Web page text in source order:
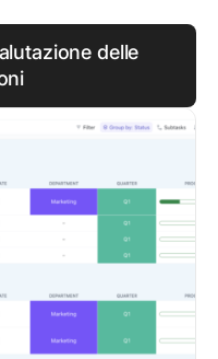
delle